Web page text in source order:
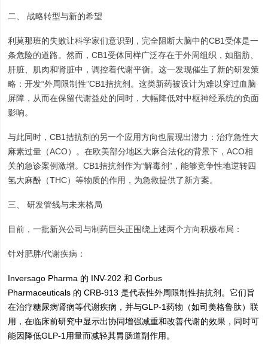
二、 战略转型与新的希望
利莫那班的失败让科学家们意识到，完全阻断大脑中的CB1受体是一
条危险的道路。然而，CB1受体同样广泛存在于外周组织，如脂肪、
肝脏、肌肉和肾脏中，调控着代谢平衡。这一发现催生了新的研发策
略：开发“外周限制性”CB1拮抗剂。这类新药被设计为难以穿过血脑
屏障，从而在保留代谢益处的同时，大幅降低对中枢神经系统的负面
影响。
与此同时，CB1拮抗剂的另一个应用方向也展现出潜力：治疗急性大
麻素过量（ACO）。在欧美部分地区大麻合法化的背景下，ACO相
关的急诊案例激增。CB1拮抗剂作为“解毒剂”，能够竞争性地逆转四
氢大麻酚（THC）等物质的作用，为急救提供了新方案。
三、 研发管线与未来格局
目前，一批新兴公司与制药巨头正围绕上述两个方向积极布局：
针对肥胖/代谢疾病：
Inversago Pharma 的 INV-202 和 Corbus
Pharmaceuticals 的 CRB-913 是代表性外周限制性拮抗剂。它们旨
在治疗糖尿病肾病等代谢疾病，并与GLP-1药物（如司美格鲁肽）联
用，在临床前研究中显示出协同增强减重和改善代谢的效果，同时可
能因降低GLP-1用量而减轻其胃肠道副作用。